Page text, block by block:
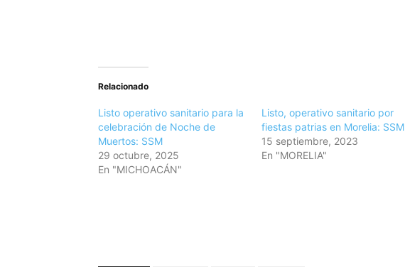
Relacionado
Listo operativo sanitario para la
celebración de Noche de
Muertos: SSM
29 octubre, 2025
En "MICHOACÁN"
Listo, operativo sanitario por
fiestas patrias en Morelia: SSM
15 septiembre, 2023
En "MORELIA"